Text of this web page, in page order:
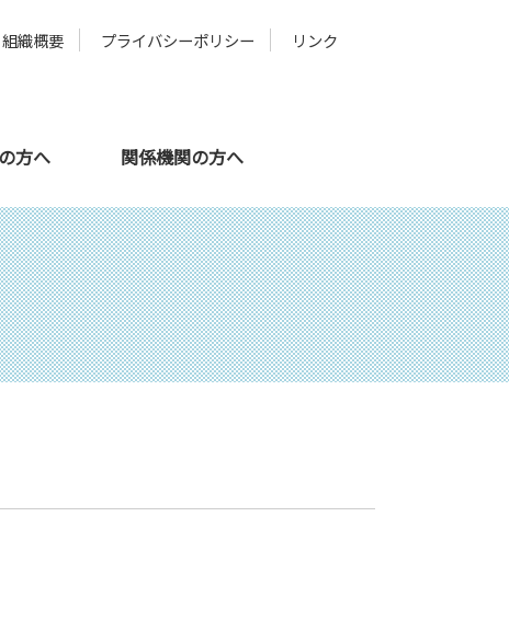
組織概要 プライバシーポリシー リンク
スタッフ紹介
メタバース
方へ 関係機関の方へ